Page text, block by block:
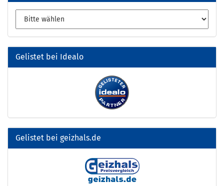
Gelistet bei Idealo
Gelistet bei geizhals.de